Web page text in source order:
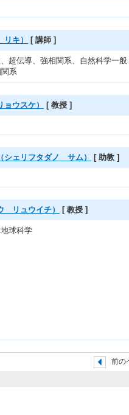
キ） [ 講師 ]
超伝導、強相関系、自然科学一般
系
ウスケ） [ 教授 ]
ェリフタダノ サム） [ 助教 ]
リュウイチ） [ 教授 ]
球科学
前の